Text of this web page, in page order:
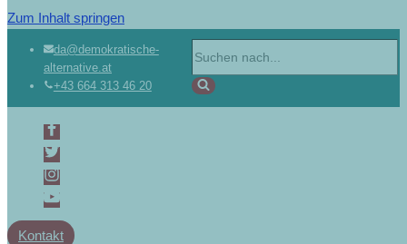
Zum Inhalt springen
da@demokratische-
alternative.at
+43 664 313 46 20
Kontakt